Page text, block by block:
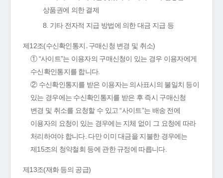
상품권에 의한 결제
8. 기타 전자적 지급 방법에 의한 대금 지급 등
제12조(수신확인통지․구매신청 변경 및 취소)
① “사이트”는 이용자의 구매신청이 있는 경우 이용자에게
수신확인통지를 합니다.
② 수신확인통지를 받은 이용자는 의사표시의 불일치 등이
있는 경우에는 수신확인통지를 받은 후 즉시 구매신청
변경 및 취소를 요청할 수 있고 “사이트”는 배송 전에
이용자의 요청이 있는 경우에는 지체 없이 그 요청에 따라
처리하여야 합니다. 다만 이미 대금을 지불한 경우에는
제15조의 청약철회 등에 관한 규정에 따릅니다.
제13조(재화 등의 공급)